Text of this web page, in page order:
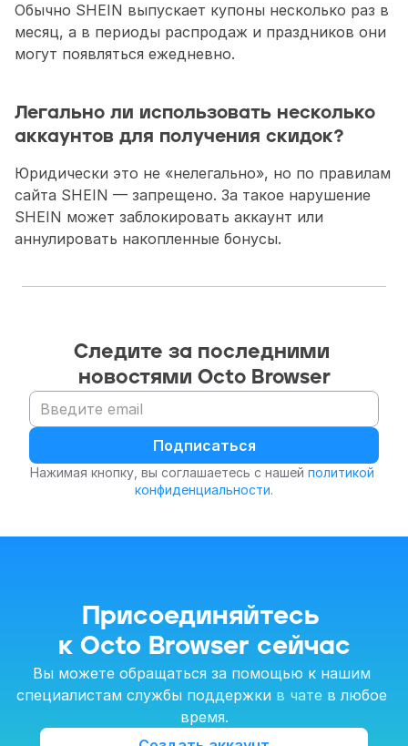
Обычно SHEIN выпускает купоны несколько раз в
месяц, а в периоды распродаж и праздников они
могут появляться ежедневно.
Легально ли использовать несколько
аккаунтов для получения скидок?
Юридически это не «нелегально», но по правилам
сайта SHEIN — запрещено. За такое нарушение
SHEIN может заблокировать аккаунт или
аннулировать накопленные бонусы.
Следите за последними
новостями Octo Browser
Подписаться
Нажимая кнопку, вы соглашаетесь с нашей политикой
конфиденциальности.
Присоединяйтесь
к Octo Browser сейчас
Вы можете обращаться за помощью к нашим
специалистам службы поддержки в чате в любое
время.